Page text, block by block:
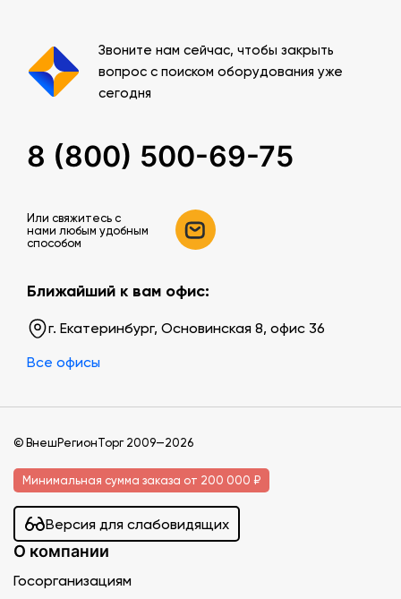
Звоните нам сейчас, чтобы закрыть
вопрос с поиском оборудования уже
сегодня
8 (800) 500-69-75
Или свяжитесь c
нами любым удобным
способом
Ближайший к вам офис:
г. Екатеринбург, Основинская 8, офис 36
Все офисы
© ВнешРегионТорг 2009—2026
Минимальная сумма заказа от 200 000 ₽
Версия для слабовидящих
О компании
Госорганизациям